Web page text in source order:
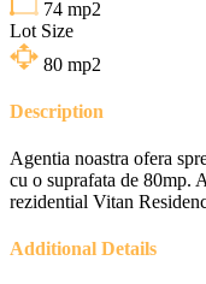
74 mp2
Lot Size
80 mp2
Description
Agentia noastra ofera
cu o suprafata de 80mp.
rezidential Vitan
Additional Details